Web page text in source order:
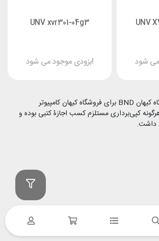
UNV
UNV xvr301-04g3
بزودی موجود می شود!
تمامی حقوق فروشگاه کیهان BND برای فروشگاه کیهان کامپیوتر
کپی‌برداری مستلزم کسب اجازۀ کتبی بوده و
داشت.